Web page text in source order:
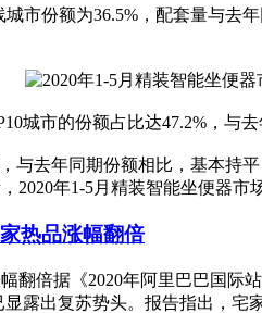
市份额为36.5%，配套量与去
城市的份额占比达47.2%，与
与去年同期份额相比，基本
2020年1-5月精装智能坐便器市
热品涨幅翻倍
翻倍据《2020年阿里巴巴国
露出复苏势头。报告指出，